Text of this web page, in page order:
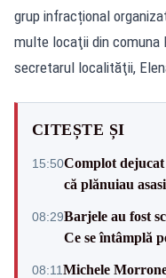
grup infracțional
multe locaţii din comuna
secretarul localităţii,
CITEȘTE ȘI
15:50Complot
că plănuiau
08:29Barjele au fost
Ce se întâmplă
08:11Michele